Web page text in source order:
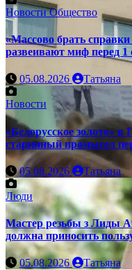
НовостиОбщество
«Массово брать
развеивают миф перед 1
05.08.2026 Татьяна
Новости
«Белорусское золото»
старинный промысел
05.08.2026 Татьяна
Люди
Мастер резьбы з Лиды
должна приносить
05.08.2026
Татьяна